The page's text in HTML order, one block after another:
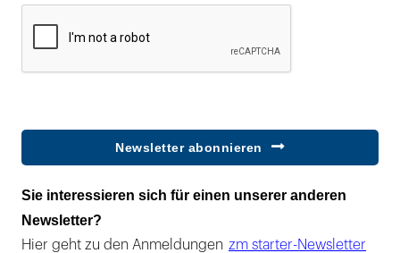
Newsletter abonnieren
Sie interessieren sich für einen unserer anderen
Newsletter?
Hier geht zu den Anmeldungen zm starter-Newsletter